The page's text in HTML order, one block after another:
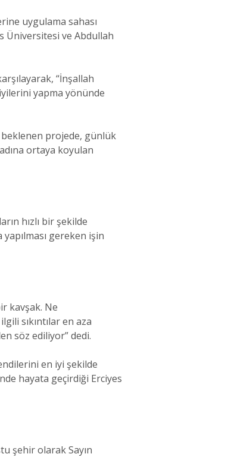
uygulama sahası
Üniversitesi ve Abdullah
“İnşallah
yapma yönünde
beklenen projede, günlük
ortaya koyulan
hızlı bir şekilde
gereken işin
kavşak. Ne
sıkıntılar en aza
söz ediliyor” dedi.
en iyi şekilde
hayata geçirdiği Erciyes
şehir olarak Sayın